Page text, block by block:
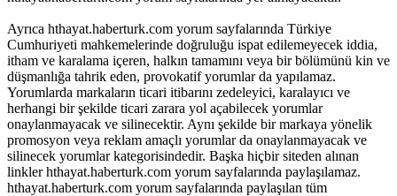
Ayrıca hthayat.haberturk.com yorum sayfalarında Türkiye
Cumhuriyeti mahkemelerinde doğruluğu ispat edilemeyecek iddia,
itham ve karalama içeren, halkın tamamını veya bir bölümünü kin ve
düşmanlığa tahrik eden, provokatif yorumlar da yapılamaz.
Yorumlarda markaların ticari itibarını zedeleyici, karalayıcı ve
herhangi bir şekilde ticari zarara yol açabilecek yorumlar
onaylanmayacak ve silinecektir. Aynı şekilde bir markaya yönelik
promosyon veya reklam amaçlı yorumlar da onaylanmayacak ve
silinecek yorumlar kategorisindedir. Başka hiçbir siteden alınan
linkler hthayat.haberturk.com yorum sayfalarında paylaşılamaz.
hthayat.haberturk.com yorum sayfalarında paylaşılan tüm